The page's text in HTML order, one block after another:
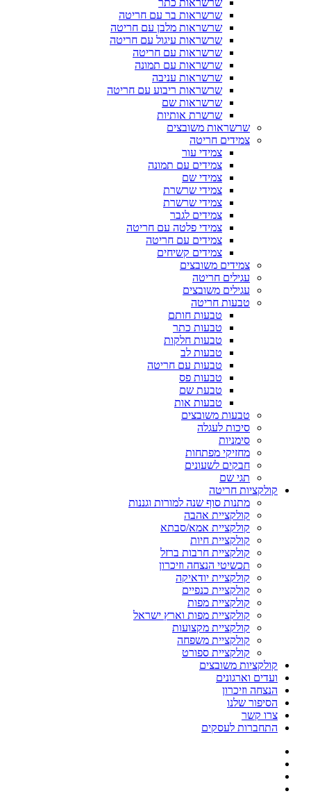
שרשראות בר עם חריטה
שרשראות מלבן עם חריטה
שרשראות עיגול עם חריטה
שרשראות עם חריטה
שרשראות עם תמונה
שרשראות עניבה
שרשראות ריבוע עם חריטה
שרשראות שם
שרשרת אותיות
שרשראות משובצים
צמידים חריטה
צמידי עור
צמידים עם תמונה
צמידי שם
צמידי שרשרת
צמידי שרשרת
צמידים לגבר
צמידי פלטה עם חריטה
צמידים עם חריטה
צמידים קשיחים
צמידים משובצים
עגילים חריטה
עגילים משובצים
טבעות חריטה
טבעות חותם
טבעות כתר
טבעות חלקות
טבעות לב
טבעות עם חריטה
טבעות פס
טבעת שם
טבעות אות
טבעות משובצים
סיכות לעגלה
סימניות
מחזיקי מפתחות
חבקים לשעונים
תגי שם
קולקציות חריטה
מתנות סוף שנה למורות וגננות
קולקציית אהבה
קולקציית אמא/סבתא
קולקציית חיות
קולקציית חרבות ברזל
תכשיטי הנצחה וזיכרון
קולקציית יודאיקה
קולקציית כנפיים
קולקציית מפות
קולקציית מפות וארץ ישראל
קולקציית מקצועות
קולקציית משפחה
קולקציית ספורט
קולקציות משובצים
ועדים וארגונים
הנצחה וזיכרון
הסיפור שלנו
צרו קשר
התחברות לעסקים